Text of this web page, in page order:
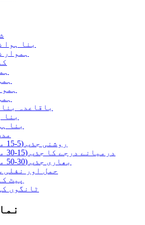
بنا ہوا
ہموار
باقاعدہ بنا
بنا
بنا
روشنی جذب (5-15 ملی لیٹر)
درمیانے درجے کا جذب (15-30 ملی لیٹر)
بھاری جذب (30-50 ملی لیٹر)
حمل اور نفلی
پیٹ
ٹانگوں